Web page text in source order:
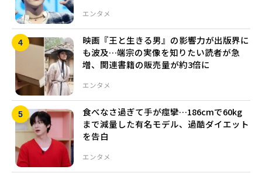
エンタメ
エンタメ
映画『王と生きる男』の影響力が出版界に
も波及…端宗の実像を知りたい読者が急
増、関連書籍の販売量が約3倍に
エンタメ
食べなさ過ぎて手が痙攣…186cmで60kg
まで減量した有名モデル、過酷ダイエット
を告白